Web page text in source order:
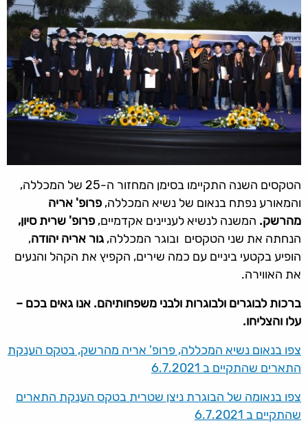
הטקסים השנה התקיימו בסימן המחזור ה-25 של המכללה,
והמאורע נפתח בנאום של נשיא המכללה, פרופ' אריה
מהרשק. המשנה לנשיא לעניינים אקדמיים, פרופ' שרית סיון,
הנחתה את שני הטקסים ובוגר המכללה, גור אריה יהודה,
הופיע בקטעי ביניים עם כמה שירים, הקפיץ את הקהל והנעים
את האווירה.
ברכות לבוגרים ולבוגרות ולבני משפחותיהם. אנו גאים בכם –
עלו והצליחו.
צפו בנאום נשיא המכללה, פרופ' אריה מהרשק, בטקס הענקת
התארים שהתקיים ב 6.7.2021
צפו בנאומה של הבוגרת ניצן שטרית בטקס הענקת התארים
שהתקיים ב 6.7.2021